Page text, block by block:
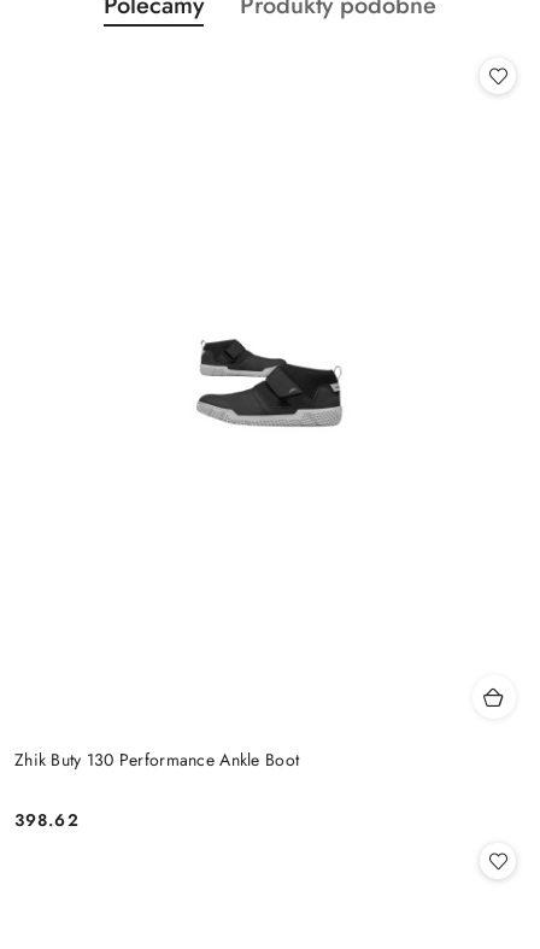
Pomiń karuzelę produktów
o
Zhik Buty 130 Performance Ankle Boot
Cena:
398.62